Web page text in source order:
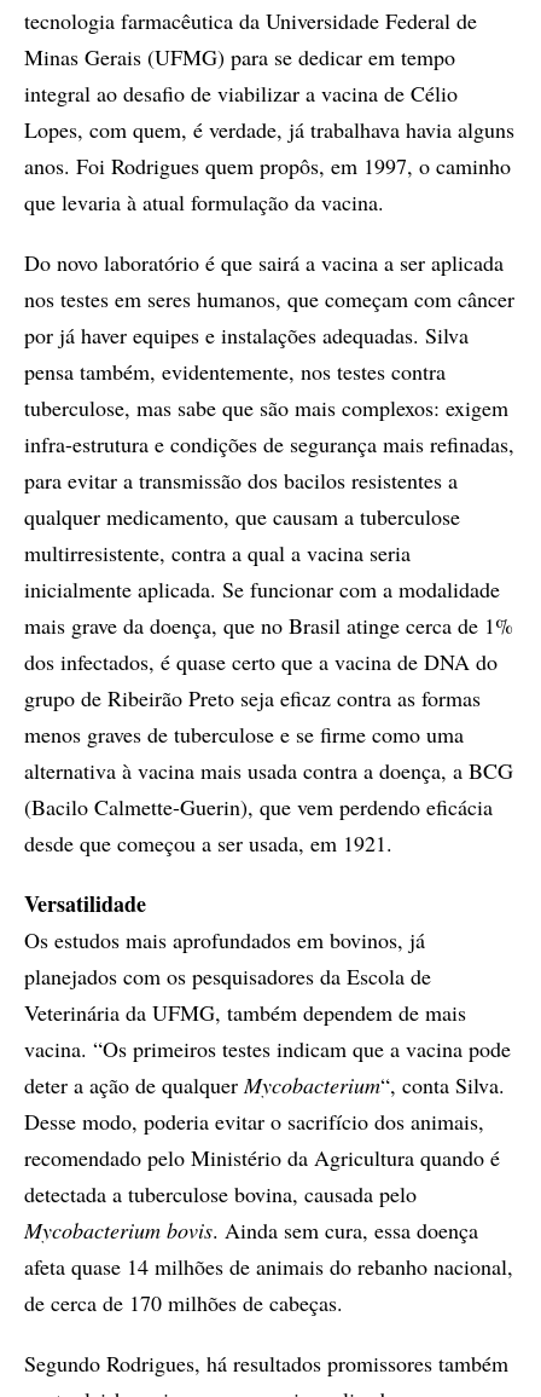
tecnologia farmacêutica da Universidade Federal de
Minas Gerais (UFMG) para se dedicar em tempo
integral ao desafio de viabilizar a vacina de Célio
Lopes, com quem, é verdade, já trabalhava havia alguns
anos. Foi Rodrigues quem propôs, em 1997, o caminho
que levaria à atual formulação da vacina.
Do novo laboratório é que sairá a vacina a ser aplicada
nos testes em seres humanos, que começam com câncer
por já haver equipes e instalações adequadas. Silva
pensa também, evidentemente, nos testes contra
tuberculose, mas sabe que são mais complexos: exigem
infra-estrutura e condições de segurança mais refinadas,
para evitar a transmissão dos bacilos resistentes a
qualquer medicamento, que causam a tuberculose
multirresistente, contra a qual a vacina seria
inicialmente aplicada. Se funcionar com a modalidade
mais grave da doença, que no Brasil atinge cerca de 1%
dos infectados, é quase certo que a vacina de DNA do
grupo de Ribeirão Preto seja eficaz contra as formas
menos graves de tuberculose e se firme como uma
alternativa à vacina mais usada contra a doença, a BCG
(Bacilo Calmette-Guerin), que vem perdendo eficácia
desde que começou a ser usada, em 1921.
Versatilidade
Os estudos mais aprofundados em bovinos, já
planejados com os pesquisadores da Escola de
Veterinária da UFMG, também dependem de mais
vacina. “Os primeiros testes indicam que a vacina pode
deter a ação de qualquer Mycobacterium“, conta Silva.
Desse modo, poderia evitar o sacrifício dos animais,
recomendado pelo Ministério da Agricultura quando é
detectada a tuberculose bovina, causada pelo
Mycobacterium bovis. Ainda sem cura, essa doença
afeta quase 14 milhões de animais do rebanho nacional,
de cerca de 170 milhões de cabeças.
Segundo Rodrigues, há resultados promissores também